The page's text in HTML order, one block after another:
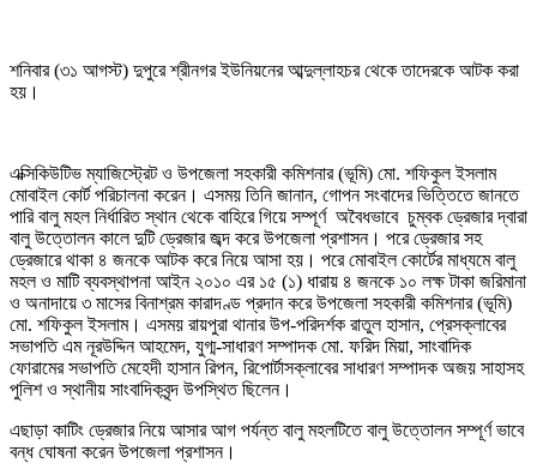
শনিবার (৩১ আগস্ট) দুপুরে শ্রীনগর ইউনিয়নের আব্দুল্লাহচর থেকে তাদেরকে আটক করা
হয়।
এক্সিকিউটিভ ম্যাজিস্ট্রেট ও উপজেলা সহকারী কমিশনার (ভূমি) মো. শফিকুল ইসলাম
মোবাইল কোর্ট পরিচালনা করেন। এসময় তিনি জানান, গোপন সংবাদের ভিত্তিতে জানতে
পারি বালু মহল নির্ধারিত স্থান থেকে বাহিরে গিয়ে সম্পূর্ণ অবৈধভাবে চুম্বক ড্রেজার দ্বারা
বালু উত্তোলন কালে দুটি ড্রেজার জব্দ করে উপজেলা প্রশাসন। পরে ড্রেজার সহ
ড্রেজারে থাকা ৪ জনকে আটক করে নিয়ে আসা হয়। পরে মোবাইল কোর্টের মাধ্যমে বালু
মহল ও মাটি ব্যবস্থাপনা আইন ২০১০ এর ১৫ (১) ধারায় ৪ জনকে ১০ লক্ষ টাকা জরিমানা
ও অনাদায়ে ৩ মাসের বিনাশ্রম কারাদণ্ড প্রদান করে উপজেলা সহকারী কমিশনার (ভূমি)
মো. শফিকুল ইসলাম। এসময় রায়পুরা থানার উপ-পরিদর্শক রাতুল হাসান, প্রেসক্লাবের
সভাপতি এম নূরউদ্দিন আহমেদ, যুগ্ম-সাধারণ সম্পাদক মো. ফরিদ মিয়া, সাংবাদিক
ফোরামের সভাপতি মেহেদী হাসান রিপন, রিপোর্টাসক্লাবের সাধারণ সম্পাদক অজয় সাহাসহ
পুলিশ ও স্থানীয় সাংবাদিকবৃন্দ উপস্থিত ছিলেন।
এছাড়া কাটিং ড্রেজার নিয়ে আসার আগ পর্যন্ত বালু মহলটিতে বালু উত্তোলন সম্পূর্ণ ভাবে
বন্ধ ঘোষনা করেন উপজেলা প্রশাসন।